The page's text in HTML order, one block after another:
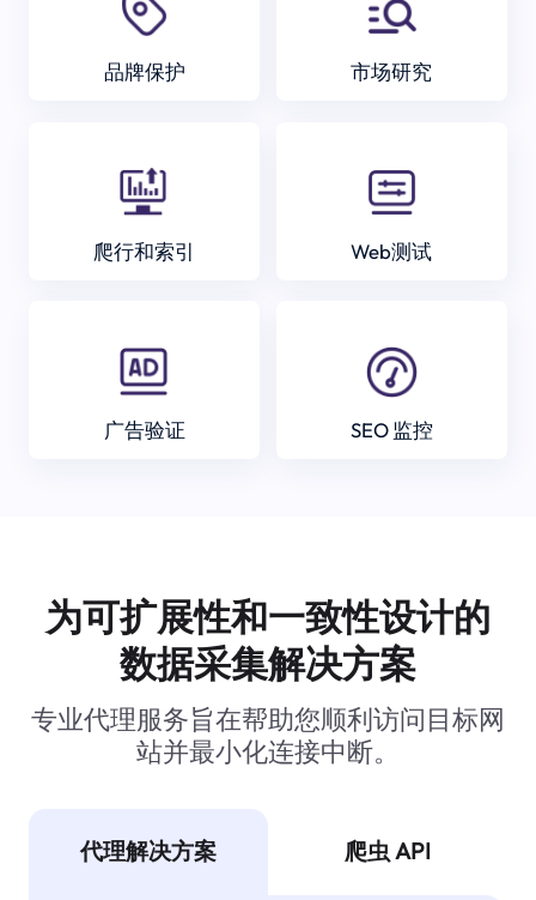
品牌保护 市场研究
爬行和索引 Web测试
广告验证 SEO 监控
为可扩展性和一致性设计的
数据采集解决方案
专业代理服务旨在帮助您顺利访问目标网
站并最小化连接中断。
代理解决方案 爬虫 API